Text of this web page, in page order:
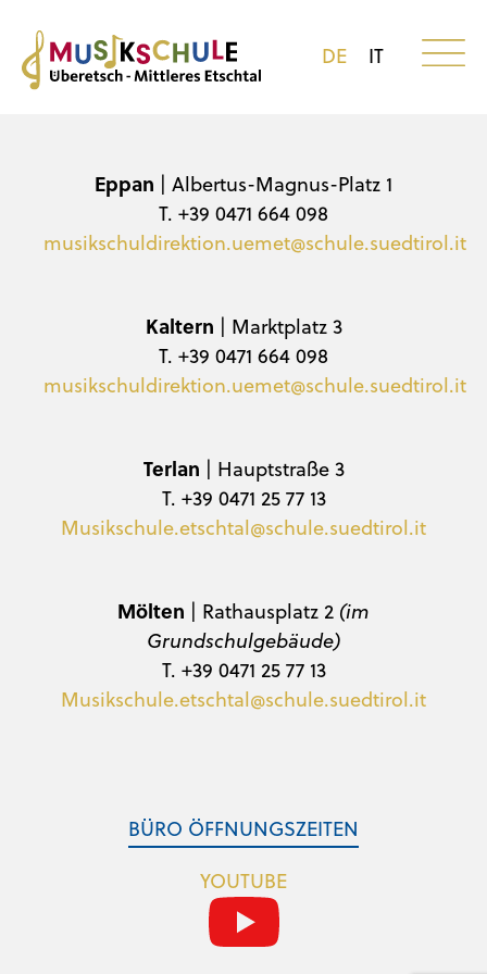
DE IT
Eppan | Albertus-Magnus-Platz 1
T. +39 0471 664 098
musikschuldirektion.uemet@schule.suedtirol.it
Kaltern | Marktplatz 3
T. +39 0471 664 098
musikschuldirektion.uemet@schule.suedtirol.it
Terlan | Hauptstraße 3
T. +39 0471 25 77 13
Musikschule.etschtal@schule.suedtirol.it
Mölten | Rathausplatz 2 (im
Grundschulgebäude)
T. +39 0471 25 77 13
Musikschule.etschtal@schule.suedtirol.it
BÜRO ÖFFNUNGSZEITEN
YOUTUBE